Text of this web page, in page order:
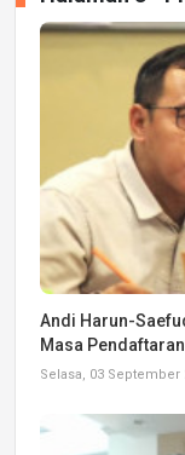
Andi Harun-
Masa
Selasa, 03 September